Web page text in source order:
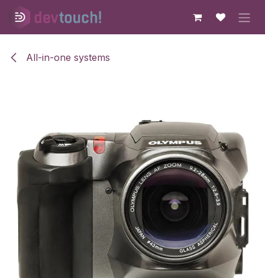
Skip to Content
All-in-one systems